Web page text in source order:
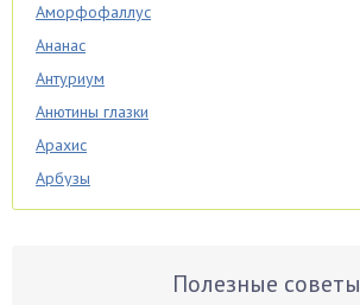
Аморфофаллус
Ананас
Антуриум
Анютины глазки
Арахис
Арбузы
Аспарагус
Полезные советы